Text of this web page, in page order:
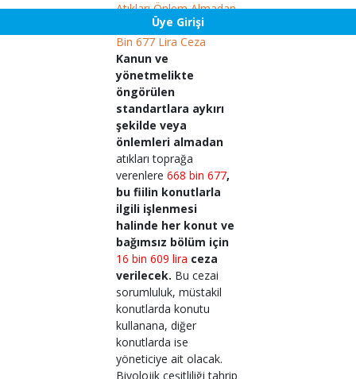
Üye Girişi
Atıkları Önlem Almadan
Toprağa Verenlere 668
Bin 677 Lira Ceza
Kanun ve
yönetmelikte
öngörülen
standartlara aykırı
şekilde veya
önlemleri almadan
atıkları toprağa
verenlere 668 bin 677,
bu fiilin konutlarla
ilgili işlenmesi
halinde her konut ve
bağımsız bölüm için
16 bin 609 lira ceza
verilecek. Bu cezai
sorumluluk, müstakil
konutlarda konutu
kullanana, diğer
konutlarda ise
yöneticiye ait olacak.
Biyolojik çeşitliliği tahrip